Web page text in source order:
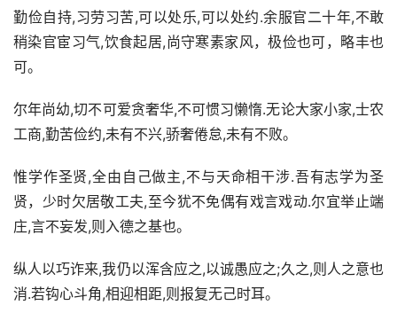
勤俭自持,习劳习苦,可以处乐,可以处约.余服官二十年,不敢
稍染官宦习气,饮食起居,尚守寒素家风，极俭也可，略丰也
可。
尔年尚幼,切不可爱贪奢华,不可惯习懒惰.无论大家小家,士农
工商,勤苦俭约,未有不兴,骄奢倦怠,未有不败。
惟学作圣贤,全由自己做主,不与天命相干涉.吾有志学为圣
贤，少时欠居敬工夫,至今犹不免偶有戏言戏动.尔宜举止端
庄,言不妄发,则入德之基也。
纵人以巧诈来,我仍以浑含应之,以诚愚应之;久之,则人之意也
消.若钩心斗角,相迎相距,则报复无己时耳。